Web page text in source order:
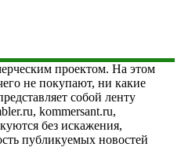
проектом. На этом
не покупают, ни какие
собой ленту
kommersant.ru,
без искажения,
публикуемых новостей